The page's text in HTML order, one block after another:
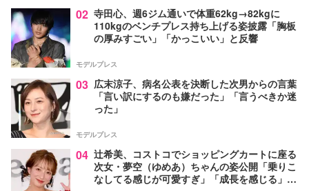
02 寺田心、週6ジム通いで体重62kg→82kgに
110kgのベンチプレス持ち上げる姿披露「胸板
の厚みすごい」「かっこいい」と反響
モデルプレス
03 広末涼子、病名公表を決断した次男からの言葉
「言い訳にするのも嫌だった」「言うべきか迷
った」
モデルプレス
04 辻希美、コストコでショッピングカートに座る
次女・夢空（ゆめあ）ちゃんの姿公開「乗りこ
なしてる感じが可愛すぎ」「成長を感じる」の